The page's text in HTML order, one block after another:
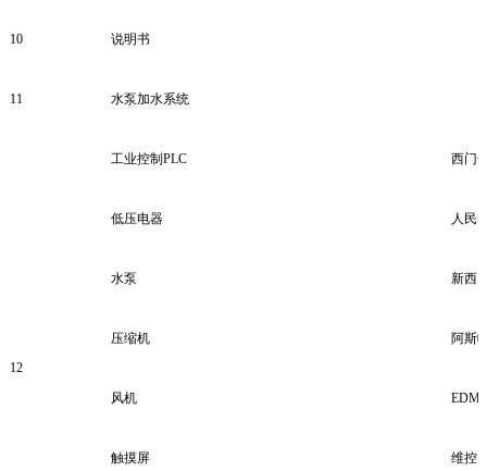
10 说明书
11 水泵加水系统
12
工业控制PLC 西门
低压电器 人民
水泵 新西
压缩机 阿斯
风机 EDM
触摸屏 维控